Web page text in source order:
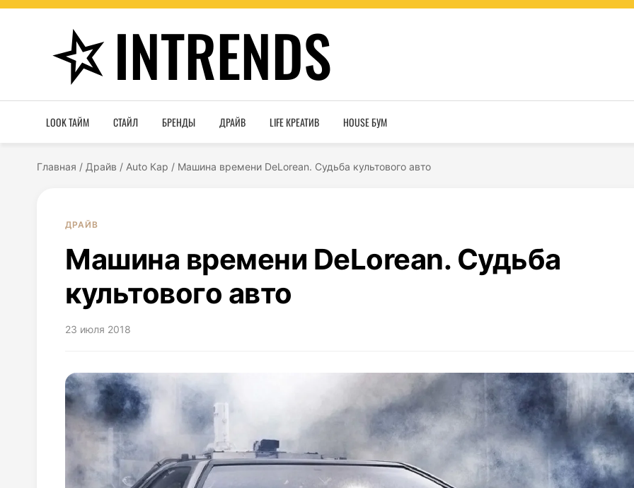
INTRENDS
LOOK ТАЙМ СТАЙЛ БРЕНДЫ ДРАЙВ LIFE КРЕАТИВ HOUSE БУМ
Главная / Драйв / Auto Кар / Машина времени DeLorean. Судьба культового авто
ДРАЙВ
Машина времени DeLorean. Судьба
культового авто
23 июля 2018